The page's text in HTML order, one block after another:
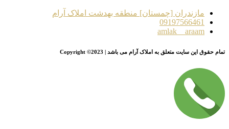
مازندران [چمستان] منطقه بهدشت املاک آرام
09197566461
amlak__araam
تمام حقوق این سایت متعلق به املاک آرام می باشد | Copyright ©2023